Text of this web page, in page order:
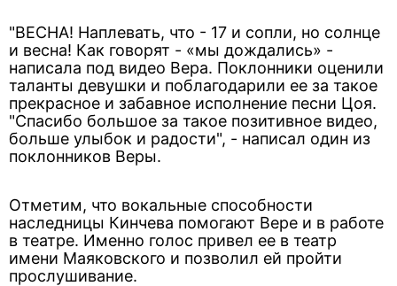
"ВЕСНА! Наплевать, что - 17 и сопли, но солнце
и весна! Как говорят - «мы дождались» -
написала под видео Вера. Поклонники оценили
таланты девушки и поблагодарили ее за такое
прекрасное и забавное исполнение песни Цоя.
"Спасибо большое за такое позитивное видео,
больше улыбок и радости", - написал один из
поклонников Веры.
Отметим, что вокальные способности
наследницы Кинчева помогают Вере и в работе
в театре. Именно голос привел ее в театр
имени Маяковского и позволил ей пройти
прослушивание.